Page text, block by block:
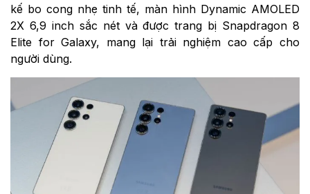
kế bo cong nhẹ tinh tế, màn hình Dynamic AMOLED
2X 6,9 inch sắc nét và được trang bị Snapdragon 8
Elite for Galaxy, mang lại trải nghiệm cao cấp cho
người dùng.